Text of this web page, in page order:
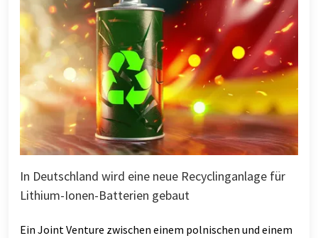
In Deutschland wird eine neue Recyclinganlage für
Lithium-Ionen-Batterien gebaut
Ein Joint Venture zwischen einem polnischen und einem